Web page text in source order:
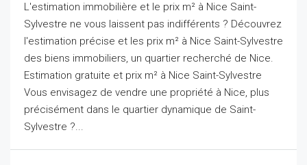
L'estimation immobilière et le prix m² à Nice Saint-
Sylvestre ne vous laissent pas indifférents ? Découvrez
l'estimation précise et les prix m² à Nice Saint-Sylvestre
des biens immobiliers, un quartier recherché de Nice.
Estimation gratuite et prix m² à Nice Saint-Sylvestre
Vous envisagez de vendre une propriété à Nice, plus
précisément dans le quartier dynamique de Saint-
Sylvestre ?...